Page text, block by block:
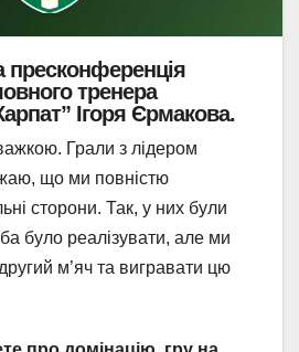
пресконференція
тренера
Ігоря Єрмакова.
Грали з лідером
що ми повністю
сторони. Так, у них були
було реалізувати, але ми
м’яч та вигравати цю